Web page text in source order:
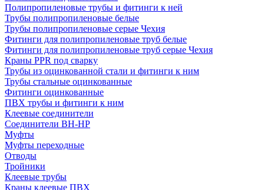
Полипропиленовые трубы и фитинги к ней
Трубы полипропиленовые белые
Трубы полипропиленовые серые Чехия
Фитинги для полипропиленовые труб белые
Фитинги для полипропиленовые труб серые Чехия
Краны PPR под сварку
Трубы из оцинкованной стали и фитинги к ним
Трубы стальные оцинкованные
Фитинги оцинкованные
ПВХ трубы и фитинги к ним
Клеевые соединители
Соединители ВН-НР
Муфты
Муфты переходные
Отводы
Тройники
Клеевые трубы
Краны клеевые ПВХ